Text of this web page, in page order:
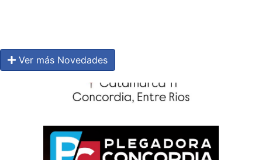
Ver más Novedades